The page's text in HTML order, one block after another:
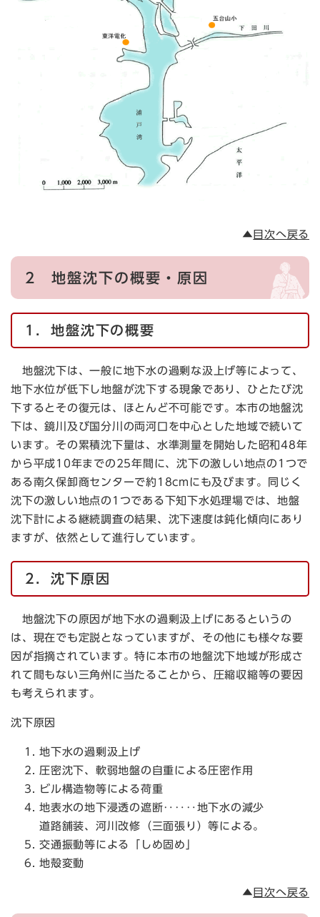
▲ 目次へ戻る
2 地盤沈下の概要・原因
1．地盤沈下の概要
地盤沈下は、一般に地下水の過剰な汲上げ等によって、
地下水位が低下し地盤が沈下する現象であり、ひとたび沈
下するとその復元は、ほとんど不可能です。本市の地盤沈
下は、鏡川及び国分川の両河口を中心とした地域で続いて
います。その累積沈下量は、水準測量を開始した昭和48年
から平成10年までの25年間に、沈下の激しい地点の1つで
ある南久保卸商センターで約18cmにも及びます。同じく
沈下の激しい地点の1つである下知下水処理場では、地盤
沈下計による継続調査の結果、沈下速度は鈍化傾向にあり
ますが、依然として進行しています。
2．沈下原因
地盤沈下の原因が地下水の過剰汲上げにあるというの
は、現在でも定説となっていますが、その他にも様々な要
因が指摘されています。特に本市の地盤沈下地域が形成さ
れて間もない三角州に当たることから、圧縮収縮等の要因
も考えられます。
沈下原因
地下水の過剰汲上げ
圧密沈下、軟弱地盤の自重による圧密作用
ビル構造物等による荷重
地表水の地下浸透の遮断‥‥‥地下水の減少
道路舗装、河川改修（三面張り）等による。
交通振動等による「しめ固め」
地殻変動
▲ 目次へ戻る